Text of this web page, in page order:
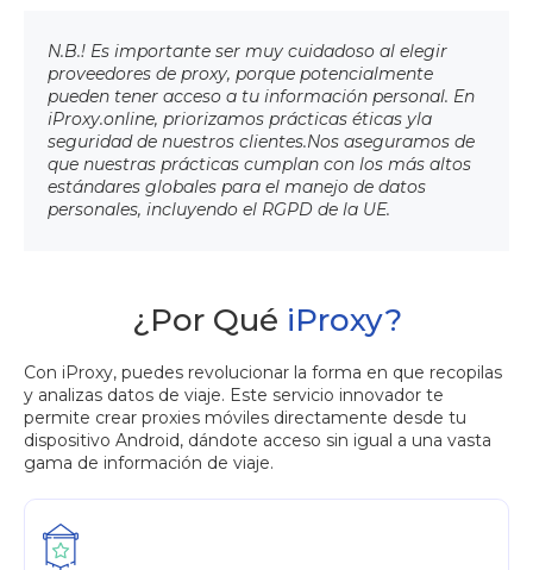
N.B.! Es importante ser muy cuidadoso al elegir
proveedores de proxy, porque potencialmente
pueden tener acceso a tu información personal. En
iProxy.online, priorizamos prácticas éticas yla
seguridad de nuestros clientes.Nos aseguramos de
que nuestras prácticas cumplan con los más altos
estándares globales para el manejo de datos
personales, incluyendo el RGPD de la UE.
¿Por Qué iProxy?
Con iProxy, puedes revolucionar la forma en que recopilas
y analizas datos de viaje. Este servicio innovador te
permite crear proxies móviles directamente desde tu
dispositivo Android, dándote acceso sin igual a una vasta
gama de información de viaje.